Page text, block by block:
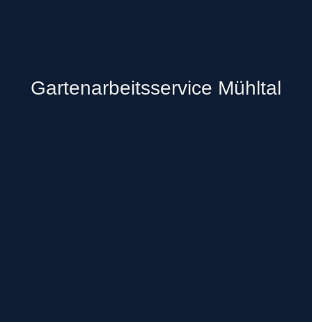
Gartenarbeitsservice Mühltal